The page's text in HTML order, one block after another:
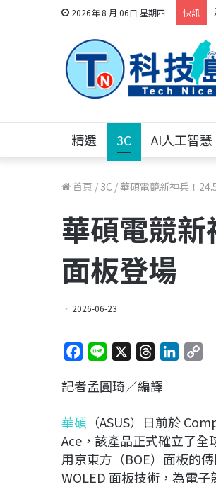
2026年 8 月 06日 星期四 快訊
精選 3C AI人工智慧
首頁 / 3C /華碩電競新神兵！
華碩電競
面板登場
2026-06-23
c
b
o
o
k
n
r
a
d
e
d
I
n
L
i
n
k
記者孟圓琦／編譯
華碩 （ASUS）日前於
Ace，該產品正式確立了全
用京東方（BOE）面板的
WOLED 面板技術，為電